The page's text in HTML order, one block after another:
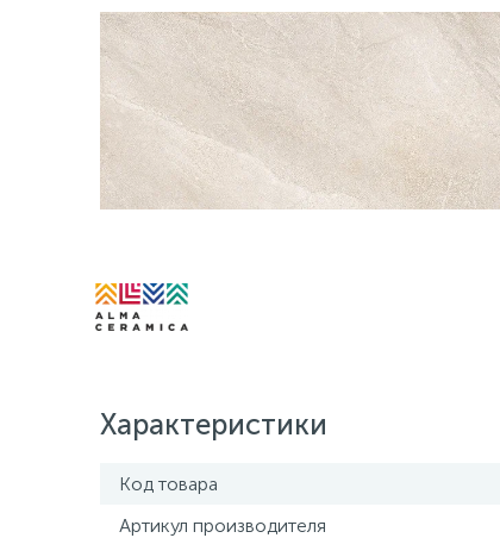
Характеристики
Код товара
Артикул производителя